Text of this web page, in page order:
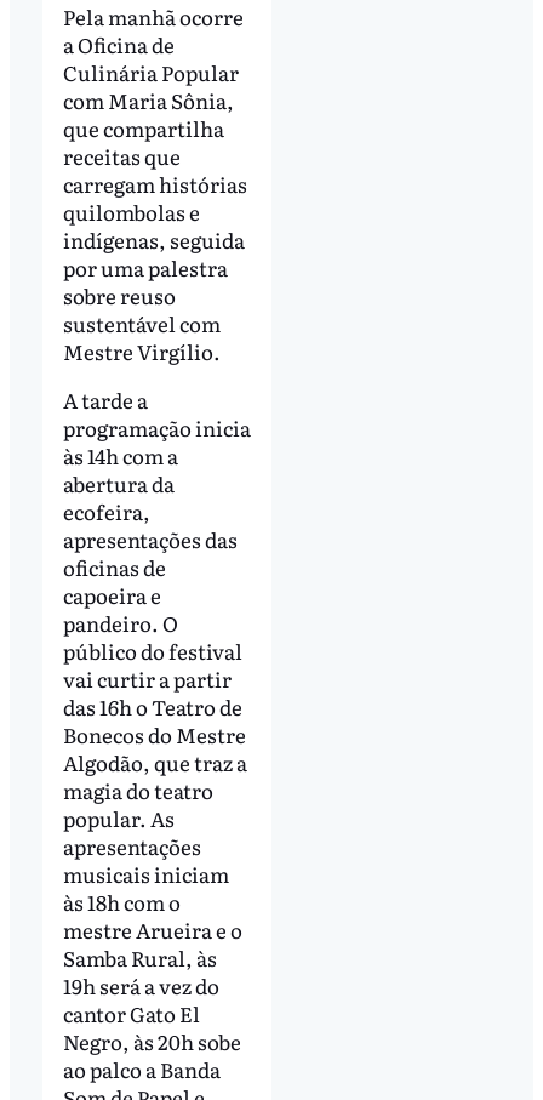
Pela manhã ocorre
a Oficina de
Culinária Popular
com Maria Sônia,
que compartilha
receitas que
carregam histórias
quilombolas e
indígenas, seguida
por uma palestra
sobre reuso
sustentável com
Mestre Virgílio.
A tarde a
programação inicia
às 14h com a
abertura da
ecofeira,
apresentações das
oficinas de
capoeira e
pandeiro. O
público do festival
vai curtir a partir
das 16h o Teatro de
Bonecos do Mestre
Algodão, que traz a
magia do teatro
popular. As
apresentações
musicais iniciam
às 18h com o
mestre Arueira e o
Samba Rural, às
19h será a vez do
cantor Gato El
Negro, às 20h sobe
ao palco a Banda